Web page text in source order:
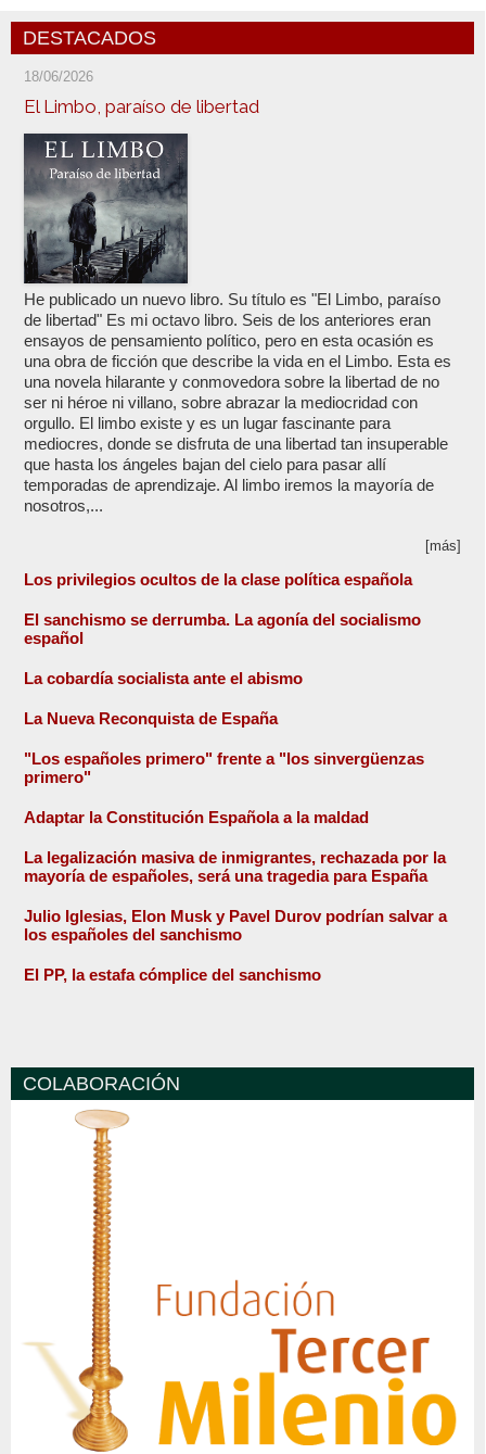
DESTACADOS
18/06/2026
El Limbo, paraíso de libertad
He publicado un nuevo libro. Su título es "El Limbo, paraíso
de libertad" Es mi octavo libro. Seis de los anteriores eran
ensayos de pensamiento político, pero en esta ocasión es
una obra de ficción que describe la vida en el Limbo. Esta es
una novela hilarante y conmovedora sobre la libertad de no
ser ni héroe ni villano, sobre abrazar la mediocridad con
orgullo. El limbo existe y es un lugar fascinante para
mediocres, donde se disfruta de una libertad tan insuperable
que hasta los ángeles bajan del cielo para pasar allí
temporadas de aprendizaje. Al limbo iremos la mayoría de
nosotros,...
[más]
Los privilegios ocultos de la clase política española
El sanchismo se derrumba. La agonía del socialismo
español
La cobardía socialista ante el abismo
La Nueva Reconquista de España
"Los españoles primero" frente a "los sinvergüenzas
primero"
Adaptar la Constitución Española a la maldad
La legalización masiva de inmigrantes, rechazada por la
mayoría de españoles, será una tragedia para España
Julio Iglesias, Elon Musk y Pavel Durov podrían salvar a
los españoles del sanchismo
El PP, la estafa cómplice del sanchismo
COLABORACIÓN